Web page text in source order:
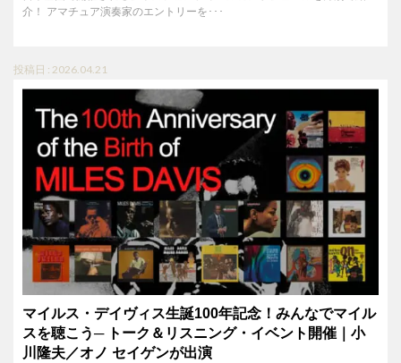
介！ アマチュア演奏家のエントリーを･･･
投稿日 : 2026.04.21
マイルス・デイヴィス生誕100年記念！みんなでマイル
スを聴こう─ トーク＆リスニング・イベント開催｜小
川隆夫／オノ セイゲンが出演